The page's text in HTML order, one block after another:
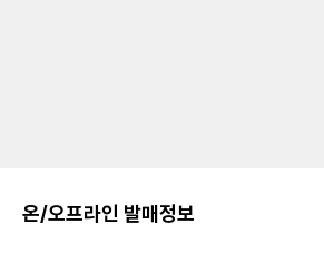
온/오프라인 발매정보